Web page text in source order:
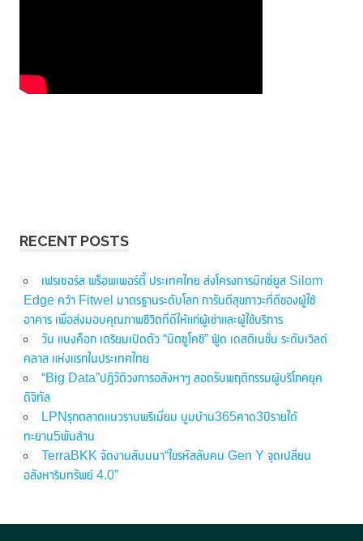
RECENT POSTS
เฟรเซอร์ส พร็อพเพอร์ตี้ ประเทศไทย ส่งโครงการมิกซ์ยูส Silom
Edge คว้า Fitwel มาตรฐานระดับโลก การันตีสุขภาวะที่ดีของผู้ใช้
อาคาร เพื่อส่งมอบคุณภาพชีวิตที่ดีให้แก่ผู้เช่าและผู้ใช้บริการ
วัน แบงค็อก เตรียมเปิดตัว “มิตซูโคชิ” ฟู้ด เดสติเนชั่น ระดับเวิลด์
คลาส แห่งแรกในประเทศไทย
“Big Data”ปฏิวัติวงการอสังหาฯ สอดรับพฤติกรรมผู้บริโภคยุค
ดิจิทัล
LPNรุกตลาดแนวราบพรีเมี่ยม บูมบ้าน365คาด3ปีรายได้
ทะยาน5พันล้าน
TerraBKK จัดงานสัมมนา“ไขรหัสลับคน Gen Y จุดเปลี่ยน
อสังหาริมทรัพย์ 4.0”